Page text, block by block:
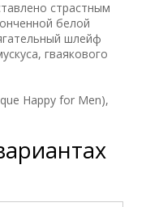
страстным
белой
шлейф
гваякового
Happy for Men),